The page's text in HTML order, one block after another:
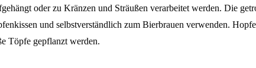
oder zu Kränzen und Sträußen verarbeitet werden. Die
und selbstverständlich zum Bierbrauen verwenden.
Töpfe gepflanzt werden.